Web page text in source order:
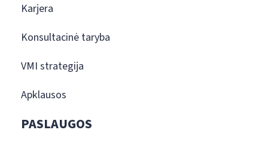
Karjera
Konsultacinė taryba
VMI strategija
Apklausos
PASLAUGOS